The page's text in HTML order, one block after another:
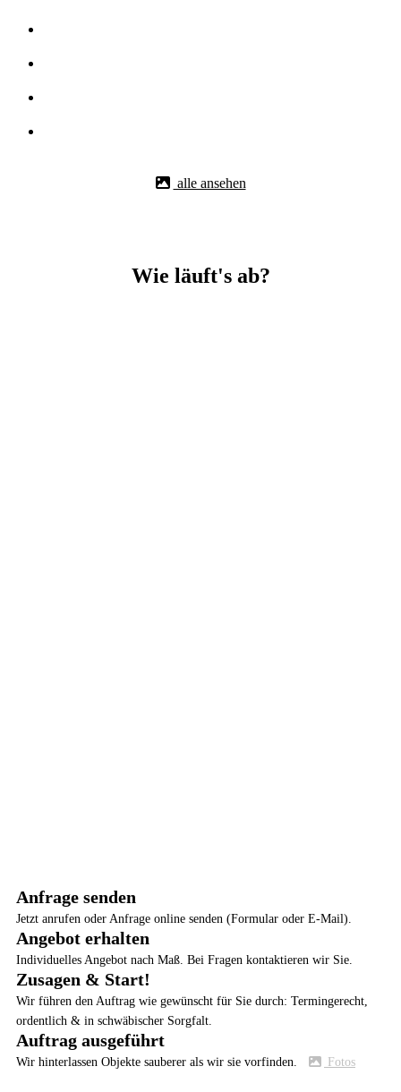
alle ansehen
Wie läuft's ab?
Anfrage senden
Jetzt anrufen oder Anfrage online senden (Formular oder E-Mail).
Angebot erhalten
Individuelles Angebot nach Maß. Bei Fragen kontaktieren wir Sie.
Zusagen & Start!
Wir führen den Auftrag wie gewünscht für Sie durch: Termingerecht,
ordentlich & in schwäbischer Sorgfalt.
Auftrag ausgeführt
Wir hinterlassen Objekte sauberer als wir sie vorfinden. Fotos